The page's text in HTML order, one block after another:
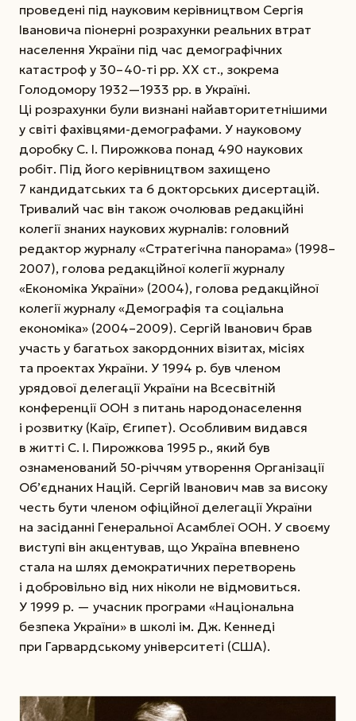
проведені під науковим керівництвом Сергія
Івановича піонерні розрахунки реальних втрат
населення України під час демографічних
катастроф у 30–40-ті рр. XX ст., зокрема
Голодомору 1932—1933 рр. в Україні.
Ці розрахунки були визнані найавторитетнішими
у світі фахівцями-демографами. У науковому
доробку С. І. Пирожкова понад 490 наукових
робіт. Під його керівництвом захищено
7 кандидатських та 6 докторських дисертацій.
Тривалий час він також очолював редакційні
колегії знаних наукових журналів: головний
редактор журналу «Стратегічна панорама» (1998–
2007), голова редакційної колегії журналу
«Економіка України» (2004), голова редакційної
колегії журналу «Демографія та соціальна
економіка» (2004–2009). Сергій Іванович брав
участь у багатьох закордонних візитах, місіях
та проектах України. У 1994 р. був членом
урядової делегації України на Всесвітній
конференції OOН з питань народонаселення
і розвитку (Каїр, Єгипет). Особливим видався
в житті С. І. Пирожкова 1995 р., який був
ознаменований 50-річчям утворення Організації
Об’єднаних Націй. Сергій Іванович мав за високу
честь бути членом офіційної делегації України
на засіданні Генеральної Асамблеї ОOН. У своєму
виступі він акцентував, що Україна впевнено
стала на шлях демократичних перетворень
і добровільно від них ніколи не відмовиться.
У 1999 р. — учасник програми «Національна
безпека України» в школі ім. Дж. Кеннеді
при Гарвардському університеті (США).